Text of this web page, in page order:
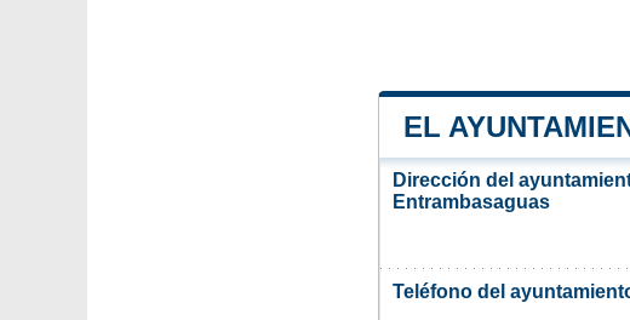
EL
Dirección del
Entrambasaguas
Teléfono del